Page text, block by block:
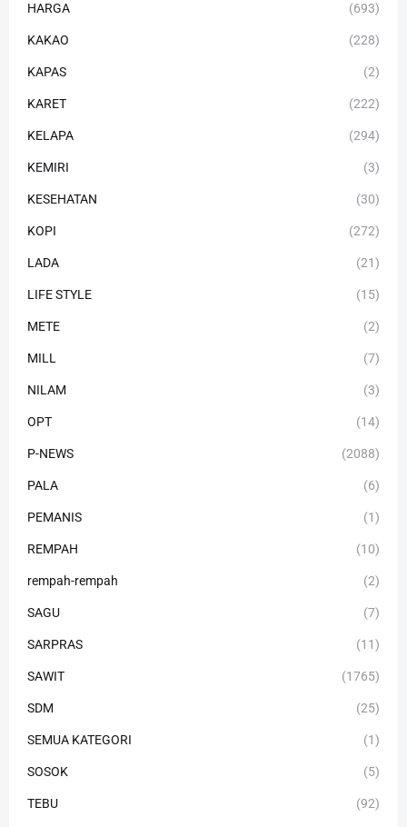
HARGA (693)
KAKAO (228)
KAPAS (2)
KARET (222)
KELAPA (294)
KEMIRI (3)
KESEHATAN (30)
KOPI (272)
LADA (21)
LIFE STYLE (15)
METE (2)
MILL (7)
NILAM (3)
OPT (14)
P-NEWS (2088)
PALA (6)
PEMANIS (1)
REMPAH (10)
rempah-rempah (2)
SAGU (7)
SARPRAS (11)
SAWIT (1765)
SDM (25)
SEMUA KATEGORI (1)
SOSOK (5)
TEBU (92)